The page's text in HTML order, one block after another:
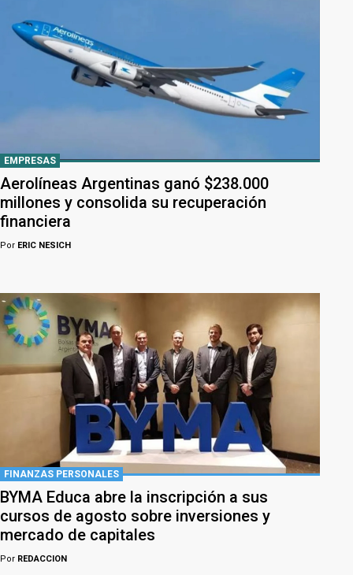
EMPRESAS
Aerolíneas Argentinas ganó $238.000
millones y consolida su recuperación
financiera
Por ERIC NESICH
FINANZAS PERSONALES
BYMA Educa abre la inscripción a sus
cursos de agosto sobre inversiones y
mercado de capitales
Por REDACCION